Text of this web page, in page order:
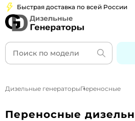
доставка по всей России
Дизельные генераторыПереносные
Переносные